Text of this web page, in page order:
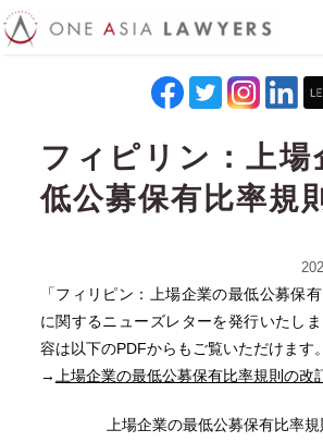
フィピリン：上場
低公募保有比率規
「フィリピン：上場企業の最低公募保
に関するニューズレターを発行いたし
容は以下のPDFからもご覧いただけます。
→
上場企業の最低公募保有比率規則の改
上場企業の最低公募保有比率